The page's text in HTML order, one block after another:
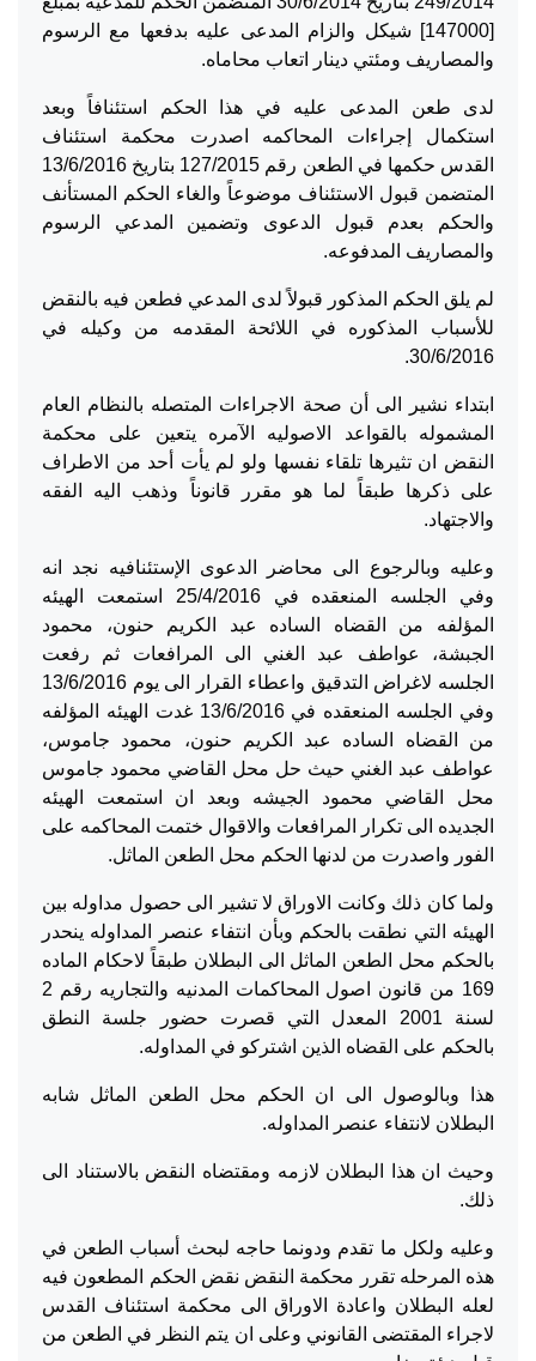
[147000] شيكل والزام المدعى عليه بدفعها مع الرسوم
والمصاريف ومئتي دينار اتعاب محاماه.
لدى طعن المدعى عليه في هذا الحكم استئنافاً وبعد
استكمال إجراءات المحاكمه اصدرت محكمة استئناف
القدس حكمها في الطعن رقم 127/2015 بتاريخ 13/6/2016
المتضمن قبول الاستئناف موضوعاً والغاء الحكم المستأنف
والحكم بعدم قبول الدعوى وتضمين المدعي الرسوم
والمصاريف المدفوعه.
لم يلق الحكم المذكور قبولاً لدى المدعي فطعن فيه بالنقض
للأسباب المذكوره في اللائحة المقدمه من وكيله في
30/6/2016.
ابتداء نشير الى أن صحة الاجراءات المتصله بالنظام العام
المشموله بالقواعد الاصوليه الآمره يتعين على محكمة
النقض ان تثيرها تلقاء نفسها ولو لم يأت أحد من الاطراف
على ذكرها طبقاً لما هو مقرر قانوناً وذهب اليه الفقه
والاجتهاد.
وعليه وبالرجوع الى محاضر الدعوى الإستئنافيه نجد انه
وفي الجلسه المنعقده في 25/4/2016 استمعت الهيئه
المؤلفه من القضاه الساده عبد الكريم حنون، محمود
الجبشة، عواطف عبد الغني الى المرافعات ثم رفعت
الجلسه لاغراض التدقيق واعطاء القرار الى يوم 13/6/2016
وفي الجلسه المنعقده في 13/6/2016 غدت الهيئه المؤلفه
من القضاه الساده عبد الكريم حنون، محمود جاموس،
عواطف عبد الغني حيث حل محل القاضي محمود جاموس
محل القاضي محمود الجيشه وبعد ان استمعت الهيئه
الجديده الى تكرار المرافعات والاقوال ختمت المحاكمه على
الفور واصدرت من لدنها الحكم محل الطعن الماثل.
ولما كان ذلك وكانت الاوراق لا تشير الى حصول مداوله بين
الهيئه التي نطقت بالحكم وبأن انتفاء عنصر المداوله ينحدر
بالحكم محل الطعن الماثل الى البطلان طبقاً لاحكام الماده
169 من قانون اصول المحاكمات المدنيه والتجاريه رقم 2
لسنة 2001 المعدل التي قصرت حضور جلسة النطق
بالحكم على القضاه الذين اشتركو في المداوله.
هذا وبالوصول الى ان الحكم محل الطعن الماثل شابه
البطلان لانتفاء عنصر المداوله.
وحيث ان هذا البطلان لازمه ومقتضاه النقض بالاستناد الى
ذلك.
وعليه ولكل ما تقدم ودونما حاجه لبحث أسباب الطعن في
هذه المرحله تقرر محكمة النقض نقض الحكم المطعون فيه
لعله البطلان واعادة الاوراق الى محكمة استئناف القدس
لاجراء المقتضى القانوني وعلى ان يتم النظر في الطعن من